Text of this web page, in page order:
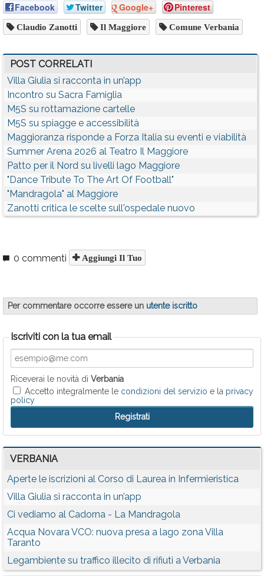
Facebook Twitter Google+ Pinterest
Claudio Zanotti Il Maggiore Comune Verbania
POST CORRELATI
Villa Giulia si racconta in un’app
Incontro su Sacra Famiglia
M5S su rottamazione cartelle
M5S su spiagge e accessibilità
Maggioranza risponde a Forza Italia su eventi e viabilità
Summer Arena 2026 al Teatro Il Maggiore
Patto per il Nord su livelli lago Maggiore
"Dance Tribute To The Art Of Football"
"Mandragola" al Maggiore
Zanotti critica le scelte sull'ospedale nuovo
0 commenti Aggiungi Il Tuo
Per commentare occorre essere un utente iscritto
Iscriviti con la tua email
Riceverai le novità di Verbania
Accetto integralmente le condizioni del servizio e la privacy
policy
VERBANIA
Aperte le iscrizioni al Corso di Laurea in Infermieristica
Villa Giulia si racconta in un’app
Ci vediamo al Cadorna - La Mandragola
Acqua Novara VCO: nuova presa a lago zona Villa
Taranto
Legambiente su traffico illecito di rifiuti a Verbania